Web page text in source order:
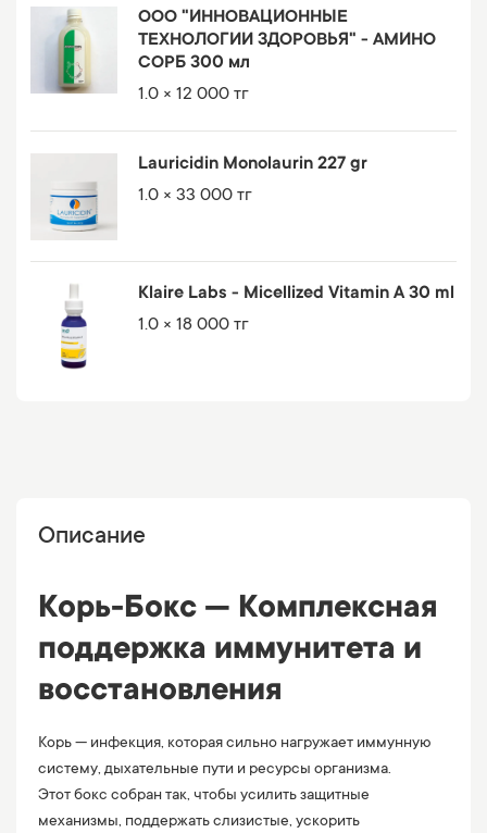
ООО "ИННОВАЦИОННЫЕ
ТЕХНОЛОГИИ ЗДОРОВЬЯ" - АМИНО
СОРБ 300 мл
1.0 × 12 000 тг
Lauricidin Monolaurin 227 gr
1.0 × 33 000 тг
Klaire Labs - Micellized Vitamin A 30 ml
1.0 × 18 000 тг
Описание
Корь-Бокс — Комплексная
поддержка иммунитета и
восстановления
Корь — инфекция, которая сильно нагружает иммунную
систему, дыхательные пути и ресурсы организма.
Этот бокс собран так, чтобы усилить защитные
механизмы, поддержать слизистые, ускорить